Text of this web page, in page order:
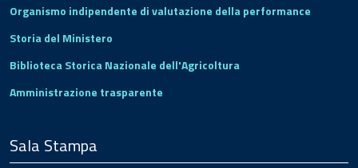
Organismo indipendente di valutazione della performance
Storia del Ministero
Biblioteca Storica Nazionale dell'Agricoltura
Amministrazione trasparente
Sala Stampa